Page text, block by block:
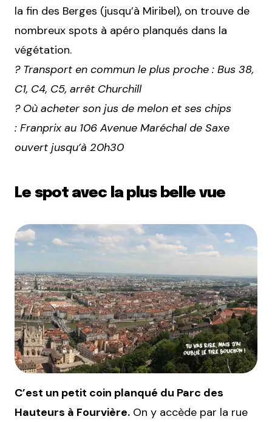
la fin des Berges (jusqu’à Miribel), on trouve de
nombreux spots à apéro planqués dans la
végétation.
? Transport en commun le plus proche : Bus 38,
C1, C4, C5, arrêt Churchill
? Où acheter son jus de melon et ses chips
: Franprix au 106 Avenue Maréchal de Saxe
ouvert jusqu’à 20h30
Le spot avec la plus belle vue
C’est un petit coin planqué du Parc des
Hauteurs à Fourvière. On y accède par la rue